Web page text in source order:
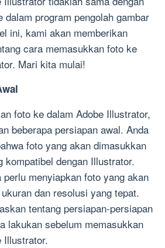
dalam program pengolah gambar
ini, kami akan memberikan
cara memasukkan foto ke
Mari kita mulai!
foto ke dalam Adobe Illustrator,
beberapa persiapan awal. Anda
foto yang akan dimasukkan
kompatibel dengan Illustrator.
menyiapkan foto yang akan
dan resolusi yang tepat.
tentang persiapan-persiapan
lakukan sebelum memasukkan
Illustrator.